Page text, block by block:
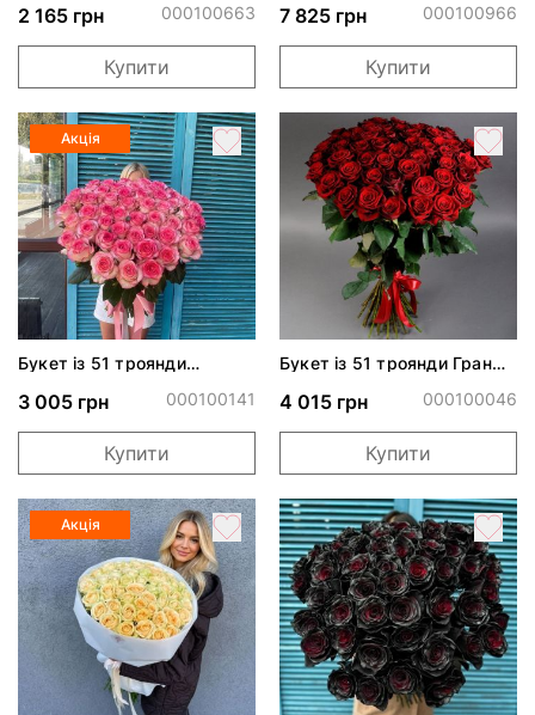
2 165 грн 000100663
Купити
7 825 грн 000100966
Купити
Акція
Букет із 51 троянди
3 005 грн 000100141
Купити
Букет із 51 троянди Гран
4 015 грн 000100046
Купити
Акція